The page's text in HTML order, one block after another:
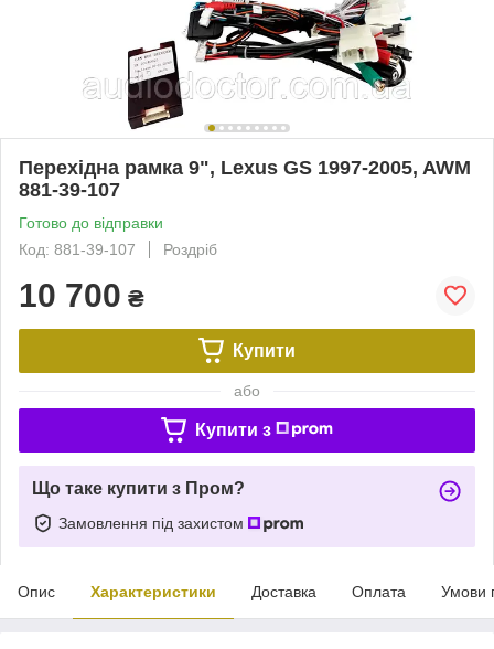
Перехідна рамка 9", Lexus GS 1997-2005, AWM
881-39-107
Готово до відправки
Код: 881-39-107
Роздріб
10 700 ₴
Купити
або
Купити з
Що таке купити з Пром?
Замовлення під захистом
Опис Характеристики Доставка Оплата Умови